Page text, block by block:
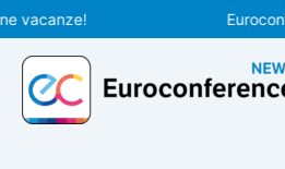
Vai
al
contenuto